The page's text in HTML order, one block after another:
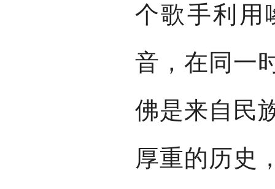
个歌手利用
音，在同一
佛是来自民
厚重的历史